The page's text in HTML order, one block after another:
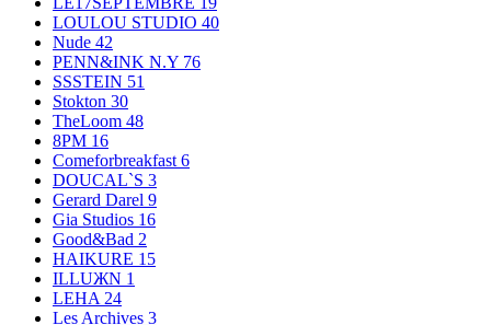
LOULOU STUDIO 40
Nude 42
PENN&INK N.Y 76
SSSTEIN 51
Stokton 30
TheLoom 48
8PM 16
Comeforbreakfast 6
DOUCAL`S 3
Gerard Darel 9
Gia Studios 16
Good&Bad 2
HAIKURE 15
ILLUЖN 1
LEHA 24
Les Archives 3